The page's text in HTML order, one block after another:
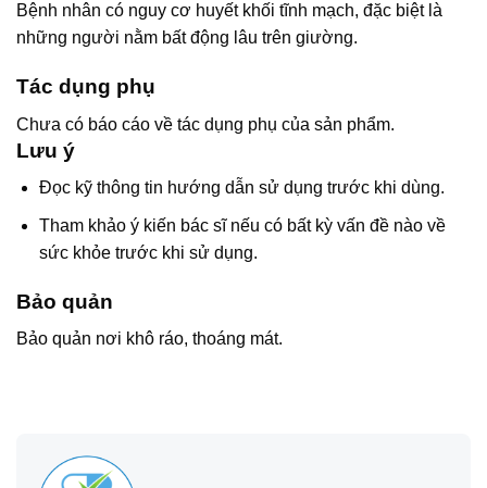
Bệnh nhân có nguy cơ huyết khối tĩnh mạch, đặc biệt là
những người nằm bất động lâu trên giường.
Tác dụng phụ
Chưa có báo cáo về tác dụng phụ của sản phẩm.
Lưu ý
Đọc kỹ thông tin hướng dẫn sử dụng trước khi dùng.
Tham khảo ý kiến bác sĩ nếu có bất kỳ vấn đề nào về
sức khỏe trước khi sử dụng.
Bảo quản
Bảo quản nơi khô ráo, thoáng mát.